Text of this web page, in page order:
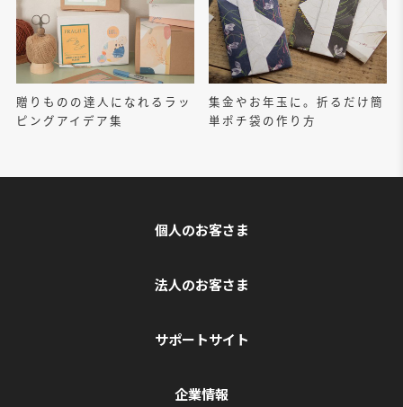
贈りものの達人になれるラッ
ピングアイデア集
集金やお年玉に。折るだけ簡
単ポチ袋の作り方
個人のお客さま
法人のお客さま
サポートサイト
企業情報